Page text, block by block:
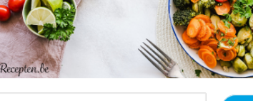
paprika door de couscous, samen met de
naar wens verder af met peper of zout.
nodig zijn.